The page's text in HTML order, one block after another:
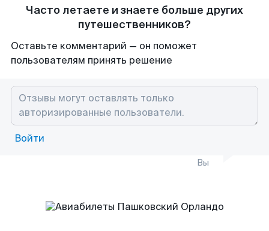
Часто летаете и знаете больше других
путешественников?
Оставьте комментарий — он поможет
пользователям принять решение
Войти
Вы